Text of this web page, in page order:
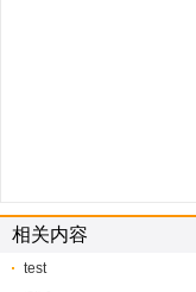
相关内容
test